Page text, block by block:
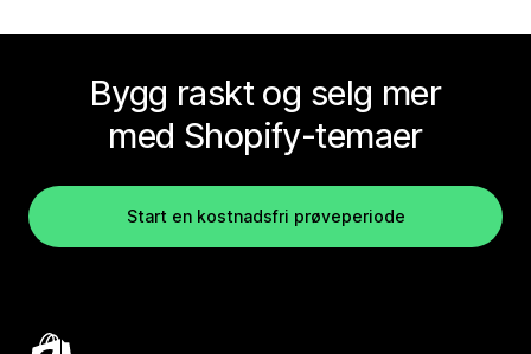
Bygg raskt og selg mer
med Shopify-temaer
Start en kostnadsfri prøveperiode